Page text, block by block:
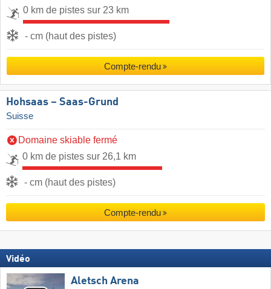
0 km de pistes sur 23 km
- cm (haut des pistes)
Compte-rendu
Hohsaas – Saas-Grund
Suisse
Domaine skiable fermé
0 km de pistes sur 26,1 km
- cm (haut des pistes)
Compte-rendu
Vidéo
Aletsch Arena